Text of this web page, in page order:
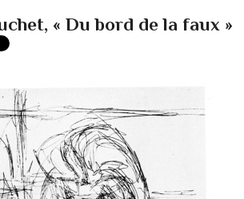
« Du bord de la faux »